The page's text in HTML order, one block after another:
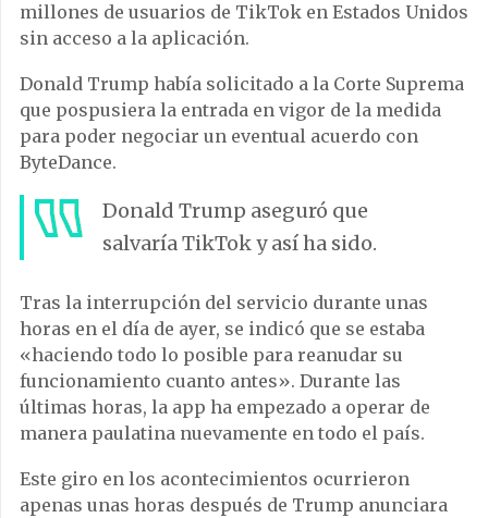
millones de usuarios de TikTok en Estados Unidos
sin acceso a la aplicación.
Donald Trump había solicitado a la Corte Suprema
que pospusiera la entrada en vigor de la medida
para poder negociar un eventual acuerdo con
ByteDance.
Donald Trump aseguró que
salvaría TikTok y así ha sido.
Tras la interrupción del servicio durante unas
horas en el día de ayer, se indicó que se estaba
«haciendo todo lo posible para reanudar su
funcionamiento cuanto antes». Durante las
últimas horas, la app ha empezado a operar de
manera paulatina nuevamente en todo el país.
Este giro en los acontecimientos ocurrieron
apenas unas horas después de Trump anunciara